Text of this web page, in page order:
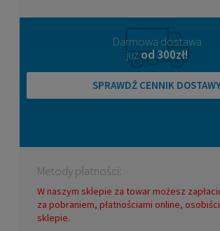
779,00 zł
Darmowa dostawa
już od 300zł!
SPRAWDŹ CENNIK
Metody płatności:
W naszym sklepie za towar możesz
za pobraniem, płatnościami online,
sklepie.